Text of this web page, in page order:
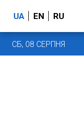
UA EN RU
СБ, 08 СЕРПНЯ